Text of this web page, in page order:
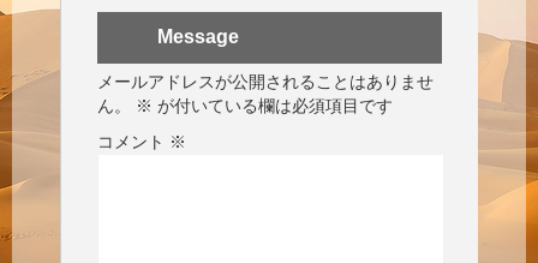
Message
メールアドレスが公開されることはありませ
ん。
※ が付いている欄は必須項目です
コメント ※